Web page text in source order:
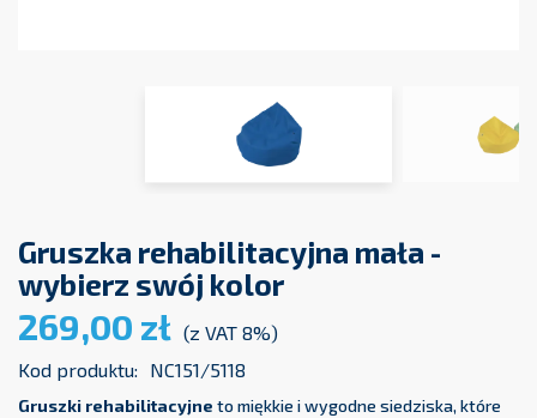
Gruszka rehabilitacyjna mała -
wybierz swój kolor
269,00 zł (z VAT 8%)
Kod produktu:
NC151/5118
Gruszki rehabilitacyjne to miękkie i wygodne siedziska, które